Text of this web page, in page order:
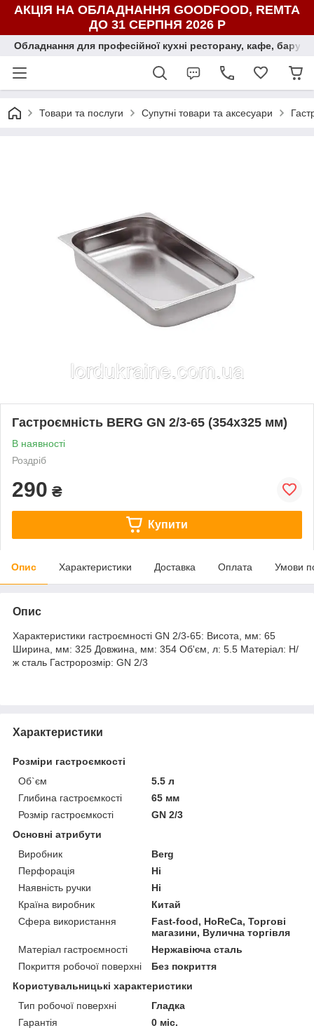
АКЦІЯ НА ОБЛАДНАННЯ GOODFOOD, REMTA
ДО 31 СЕРПНЯ 2026 Р
Обладнання для професійної кухні ресторану, кафе, бару,
Товари та послуги Супутні товари та аксесуари
Гастроємність BERG GN 2/3-65 (354х325 мм)
В наявності
Роздріб
290 ₴
Купити
Опис Характеристики Доставка Оплата Умови
Опис
Характеристики гастроємності GN 2/3-65: Висота, мм: 65
Ширина, мм: 325 Довжина, мм: 354 Об'єм, л: 5.5 Матеріал: Н/
ж сталь Гастророзмір: GN 2/3
Характеристики
Розміри гастроємкості
Об`єм
5.5 л
Глибина гастроємкості
65 мм
Розмір гастроємкості
GN 2/3
Основні атрибути
Виробник
Berg
Перфорація
Ні
Наявність ручки
Ні
Країна виробник
Китай
Сфера використання
Fast-food, HoReCa, Торгові
магазини, Вулична торгівля
Матеріал гастроємності
Нержавіюча сталь
Покриття робочої поверхні
Без покриття
Користувальницькі характеристики
Тип робочої поверхні
Гладка
Гарантія
0 міс.